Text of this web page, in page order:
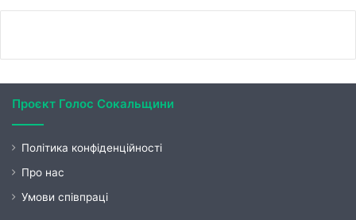
Проєкт Голос Сокальщини
Політика конфіденційності
Про нас
Умови співпраці